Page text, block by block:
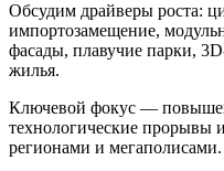
Обсудим драйверы роста:
импортозамещение,
фасады, плавучие парки,
жилья.
Ключевой фокус —
технологические прорывы
регионами и мегаполисами.